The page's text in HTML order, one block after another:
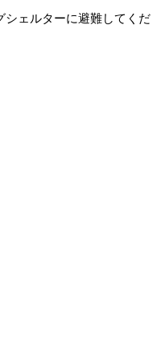
シェルターに避難してくだ